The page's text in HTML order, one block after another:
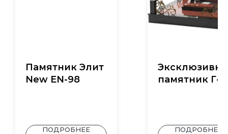
Памятник Элит
New EN-98
ПОДРОБНЕЕ
памятник Г-4
ПОДРОБНЕЕ